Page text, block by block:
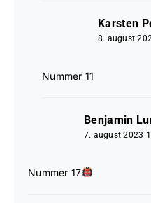
Karsten
8. august
Nummer 11
Benjamin
7. august 2023
Nummer 17